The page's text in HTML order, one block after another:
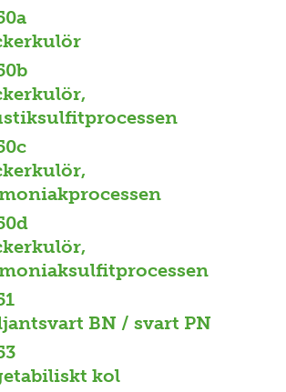
BN / svart PN
kol